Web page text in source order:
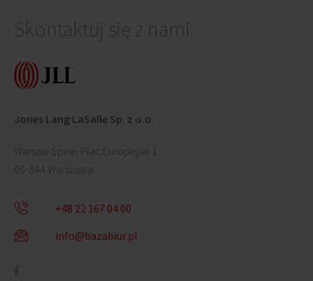
Skontaktuj się z nami
Jones Lang LaSalle Sp. z o.o.
Warsaw Spire, Plac Europejski 1
00-844 Warszawa
+48 22 167 04 00
info@bazabiur.pl